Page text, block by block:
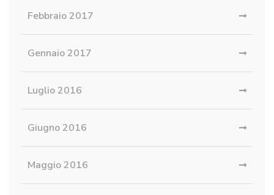
Febbraio 2017
Gennaio 2017
Luglio 2016
Giugno 2016
Maggio 2016